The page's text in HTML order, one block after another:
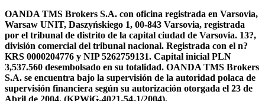
OANDA TMS Brokers S.A. con oficina registrada en Varsovia,
Warsaw UNIT, Daszyńskiego 1, 00-843 Varsovia, registrada
por el tribunal de distrito de la capital ciudad de Varsovia. 13?,
división comercial del tribunal nacional. Registrada con el n?
KRS 0000204776 y NIP 5262759131. Capital inicial PLN
3,537.560 desembolsado en su totalidad. OANDA TMS Brokers
S.A. se encuentra bajo la supervisión de la autoridad polaca de
supervisión financiera según su autorización otorgada el 23 de